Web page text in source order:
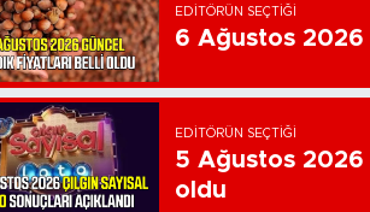
EDITÖRÜN SEÇTIĞI
6 Ağustos 2026
EDITÖRÜN SEÇTIĞI
5 Ağustos 2026
oldu